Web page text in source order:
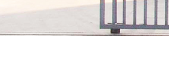
8:00 - 18:00
2545819506